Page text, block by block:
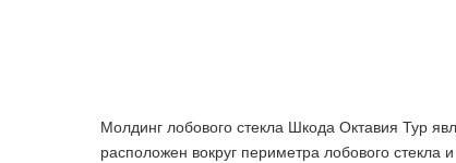
Молдинг лобового стекла Шкода Октавия Тур
расположен вокруг периметра лобового стекла